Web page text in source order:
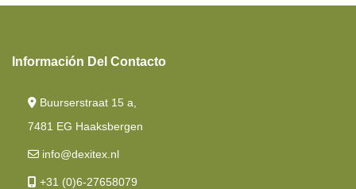
Viscoelástica
Información Del Contacto
Buurserstraat 15 a,
7481 EG Haaksbergen
info@dexitex.nl
+31 (0)6-27658079